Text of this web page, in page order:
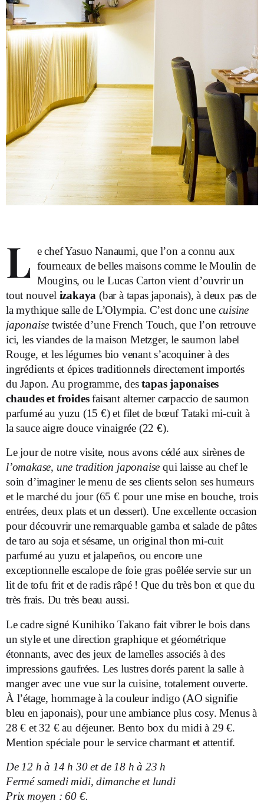
L e chef Yasuo Nanaumi, que l’on a connu aux
fourneaux de belles maisons comme le Moulin de
Mougins, ou le Lucas Carton vient d’ouvrir un
tout nouvel izakaya (bar à tapas japonais), à deux pas de
la mythique salle de L’Olympia. C’est donc une cuisine
japonaise twistée d’une French Touch, que l’on retrouve
ici, les viandes de la maison Metzger, le saumon label
Rouge, et les légumes bio venant s’acoquiner à des
ingrédients et épices traditionnels directement importés
du Japon. Au programme, destapas japonaises
chaudes et froidesfaisant alterner carpaccio de saumon
parfumé au yuzu (15 €) et filet de bœuf Tataki mi-cuit à
la sauce aigre douce vinaigrée (22 €).
Le jour de notre visite, nous avons cédé aux sirènes de
l’omakase, une tradition japonaise qui laisse au chef le
soin d’imaginer le menu de ses clients selon ses humeurs
et le marché du jour (65 € pour une mise en bouche, trois
entrées, deux plats et un dessert). Une excellente occasion
pour découvrir une remarquable gamba et salade de pâtes
de taro au soja et sésame, un original thon mi-cuit
parfumé au yuzu et jalapeños, ou encore une
exceptionnelle escalope de foie gras poêlée servie sur un
lit de tofu frit et de radis râpé ! Que du très bon et que du
très frais. Du très beau aussi.
Le cadre signé Kunihiko Takano fait vibrer le bois dans
un style et une direction graphique et géométrique
étonnants, avec des jeux de lamelles associés à des
impressions gaufrées. Les lustres dorés parent la salle à
manger avec une vue sur la cuisine, totalement ouverte.
À l’étage, hommage à la couleur indigo (AO signifie
bleu en japonais), pour une ambiance plus cosy. Menus à
28 € et 32 € au déjeuner. Bento box du midi à 29 €.
Mention spéciale pour le service charmant et attentif.
De 12 h à 14 h 30 et de 18 h à 23 h
Fermé samedi midi, dimanche et lundi
Prix moyen : 60 €.